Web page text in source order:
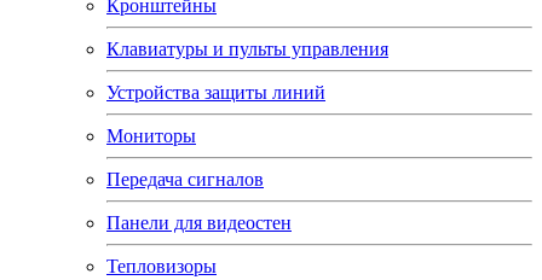
Кронштейны
Клавиатуры и пульты управления
Устройства защиты линий
Мониторы
Передача сигналов
Панели для видеостен
Тепловизоры